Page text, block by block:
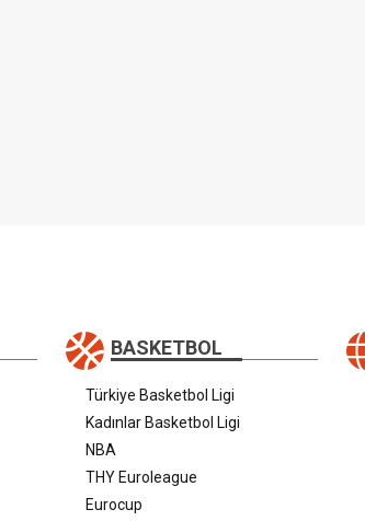
BASKETBOL
Türkiye Basketbol Ligi
Kadınlar Basketbol Ligi
NBA
THY Euroleague
Eurocup